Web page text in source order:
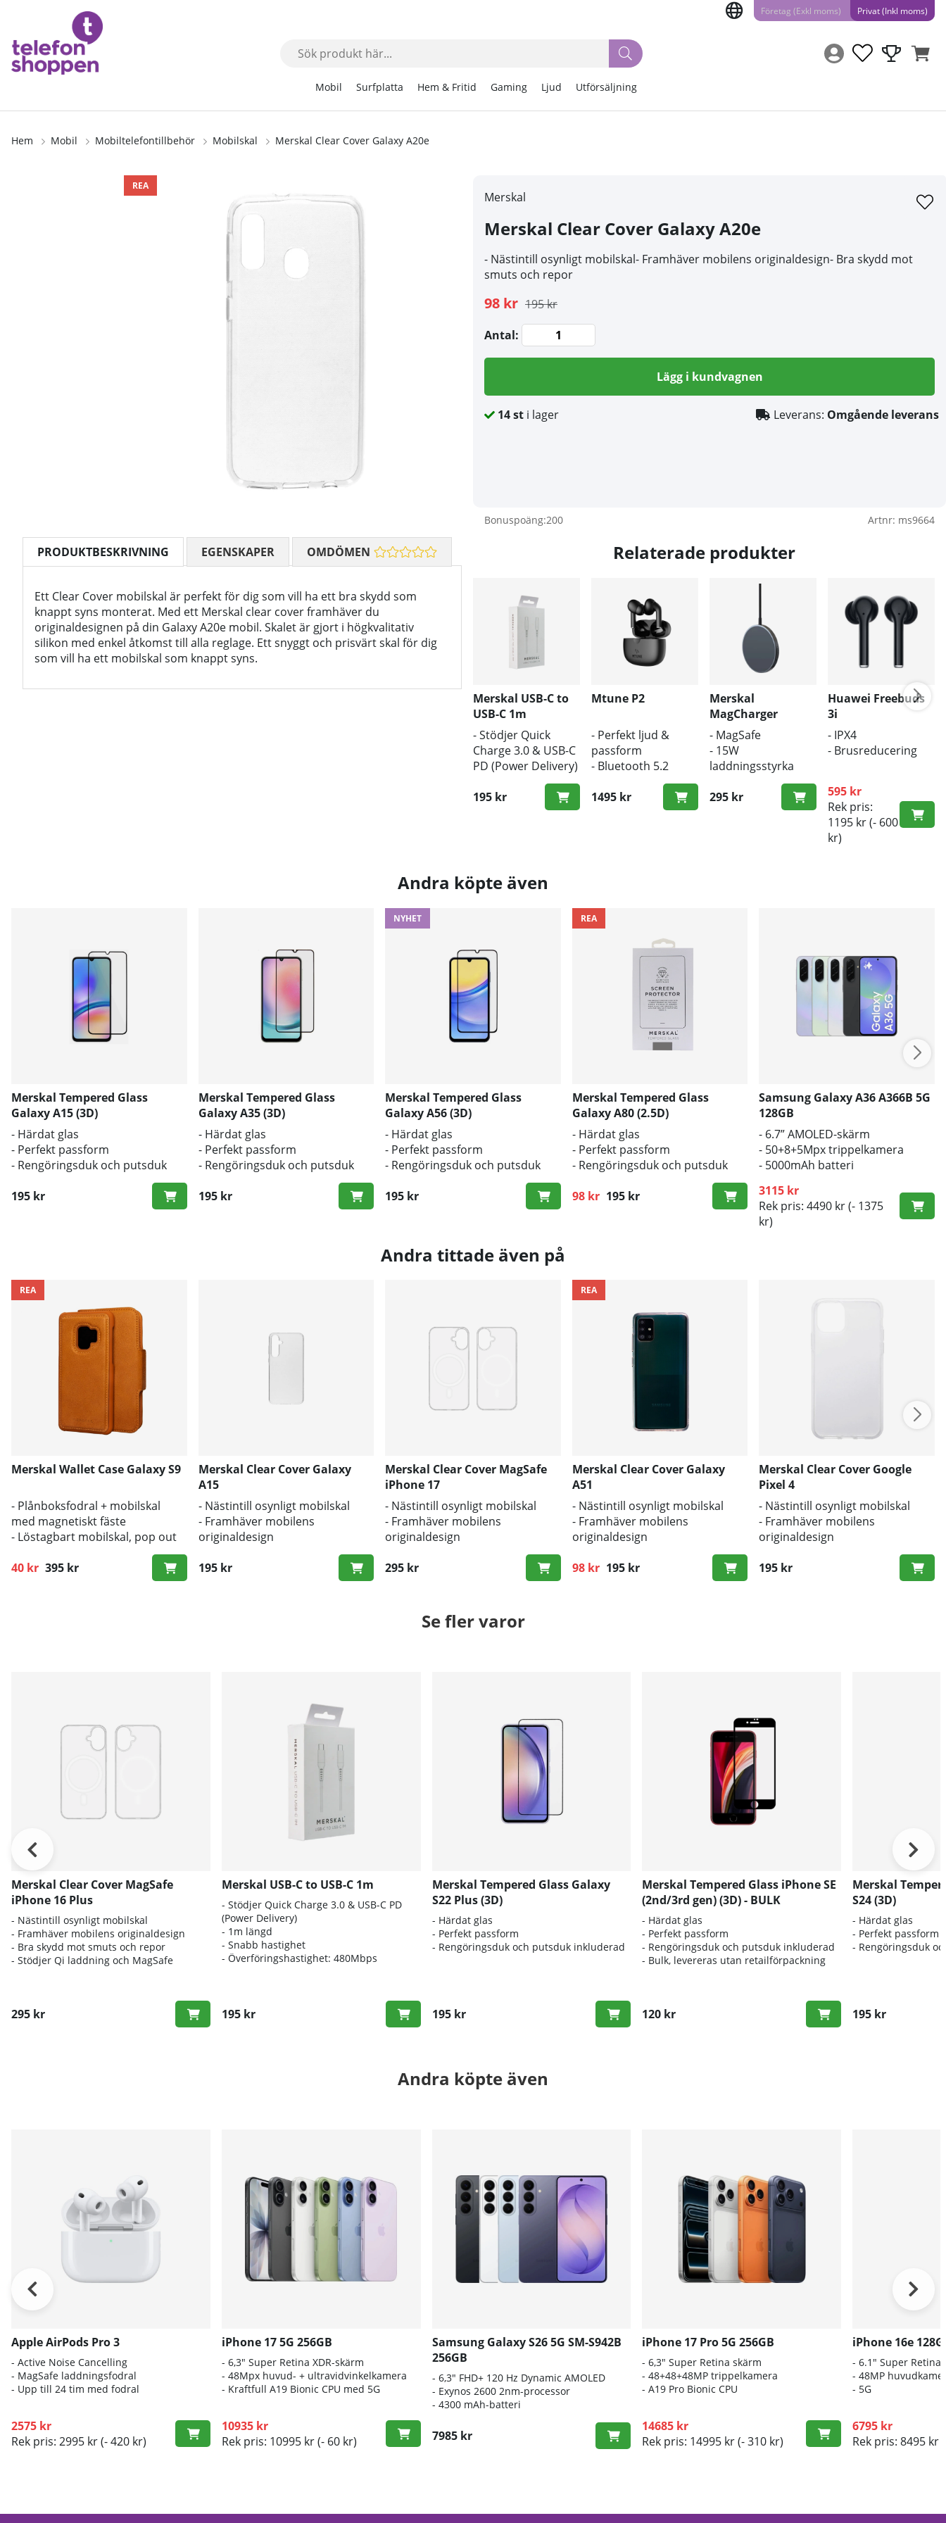
Företag (Exkl moms) Privat (Inkl moms)
Mobil Surfplatta Hem & Fritid Gaming Ljud Utförsäljning
Hem Mobil Mobiltelefontillbehör Mobilskal Merskal Clear Cover Galaxy A20e
REA
Merskal
Merskal Clear Cover Galaxy A20e
- Nästintill osynligt mobilskal- Framhäver mobilens originaldesign- Bra skydd mot
smuts och repor
98 kr 195 kr
Antal:
Lägg i kundvagnen
14st i lager Leverans: Omgående leverans
Bonuspoäng:200 Artnr: ms9664
PRODUKTBESKRIVNING
Ett Clear Cover mobilskal är perfekt för dig som vill ha ett bra skydd som
knappt syns monterat. Med ett Merskal clear cover framhäver du
originaldesignen på din Galaxy A20e mobil. Skalet är gjort i högkvalitativ
silikon med enkel åtkomst till alla reglage. Ett snyggt och prisvärt skal för dig
som vill ha ett mobilskal som knappt syns.
EGENSKAPER OMDÖMEN Relaterade produkter
Merskal USB-C to
USB-C 1m
- Stödjer Quick
Charge 3.0 & USB-C
PD (Power Delivery)
- Snabb hastighet
195 kr
Mtune P2
- Perfekt ljud &
passform
- Bluetooth 5.2
- Trådlös laddning
1495 kr
Merskal
MagCharger
- MagSafe
- 15W
laddningsstyrka
- Trådlös laddare
295 kr
Huawei Freebuds
3i
- IPX4
- Brusreducering
595 kr
Rek pris:
1195 kr(- 600
kr)
Andra köpte även
Merskal Tempered Glass
Galaxy A15 (3D)
- Härdat glas
- Perfekt passform
- Rengöringsduk och putsduk
195 kr
Merskal Tempered Glass
Galaxy A35 (3D)
- Härdat glas
- Perfekt passform
- Rengöringsduk och putsduk
195 kr
NYHET
Merskal Tempered Glass
Galaxy A56 (3D)
- Härdat glas
- Perfekt passform
- Rengöringsduk och putsduk
195 kr
REA
Merskal Tempered Glass
Galaxy A80 (2.5D)
- Härdat glas
- Perfekt passform
- Rengöringsduk och putsduk
98 kr 195 kr
Ordinarie pris:
Samsung Galaxy A36 A366B 5G
128GB
- 6.7” AMOLED-skärm
- 50+8+5Mpx trippelkamera
- 5000mAh batteri
3115 kr
Rek pris: 4490 kr(- 1375
kr)
Andra tittade även på
REA
Merskal Wallet Case Galaxy S9
- Plånboksfodral + mobilskal
med magnetiskt fäste
- Löstagbart mobilskal, pop out
40 kr 395 kr
Ordinarie pris:
Merskal Clear Cover Galaxy
A15
- Nästintill osynligt mobilskal
- Framhäver mobilens
originaldesign
- Bra skydd mot smuts och repor
195 kr
Merskal Clear Cover MagSafe
iPhone 17
- Nästintill osynligt mobilskal
- Framhäver mobilens
originaldesign
- Bra skydd mot smuts och repor
295 kr
REA
Merskal Clear Cover Galaxy
A51
- Nästintill osynligt mobilskal
- Framhäver mobilens
originaldesign
- Bra skydd mot smuts och repor
98 kr 195 kr
Ordinarie pris:
Merskal Clear Cover Google
Pixel 4
- Nästintill osynligt mobilskal
- Framhäver mobilens
originaldesign
- Bra skydd mot smuts och repor
195 kr
Se fler varor
Merskal Clear Cover MagSafe
iPhone 16 Plus
- Nästintill osynligt mobilskal
- Framhäver mobilens originaldesign
- Bra skydd mot smuts och repor
- Stödjer Qi laddning och MagSafe
295 kr
Merskal USB-C to USB-C 1m
- Stödjer Quick Charge 3.0 & USB-C PD
(Power Delivery)
- 1m längd
- Snabb hastighet
- Överföringshastighet: 480Mbps
195 kr
Merskal Tempered Glass Galaxy
S22 Plus (3D)
- Härdat glas
- Perfekt passform
- Rengöringsduk och putsduk inkluderad
195 kr
Merskal Tempered Glass iPhone SE
(2nd/3rd gen) (3D) - BULK
- Härdat glas
- Perfekt passform
- Rengöringsduk och putsduk inkluderad
- Bulk, levereras utan retailförpackning
120 kr
Merskal
S24 (3D)
- Härdat glas
- Perfekt passform
- Rengöringsduk
195 kr
Andra köpte även
Apple AirPods Pro 3
- Active Noise Cancelling
- MagSafe laddningsfodral
- Upp till 24 tim med fodral
2575 kr
Rek pris: 2995 kr(- 420 kr)
iPhone 17 5G 256GB
- 6,3" Super Retina XDR-skärm
- 48Mpx huvud- + ultravidvinkelkamera
- Kraftfull A19 Bionic CPU med 5G
10935 kr
Rek pris: 10995 kr(- 60 kr)
Samsung Galaxy S26 5G SM-S942B
256GB
- 6,3" FHD+ 120 Hz Dynamic AMOLED
- Exynos 2600 2nm-processor
- 4300 mAh-batteri
7985 kr
iPhone 17 Pro 5G 256GB
- 6,3" Super Retina skärm
- 48+48+48MP trippelkamera
-A19 Pro Bionic CPU
14685 kr
Rek pris: 14995 kr(- 310 kr)
iPhone 16e
- 6.1″ Super Retina
- 48MP
- 5G
6795 kr
Rek pris: 8495 kr